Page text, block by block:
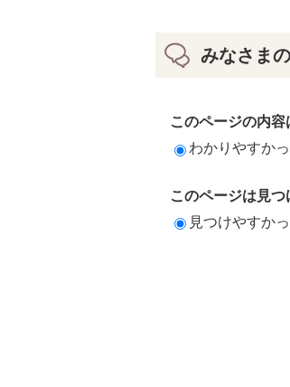
みなさま
このページの内
わかりやすか
このページは見
見つけやすか